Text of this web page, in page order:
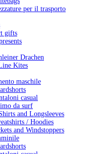
per il trasporto
gifts
Drachen
Kites
maschile
casual
da surf
and Longsleeves
/ Hoodies
and Windstoppers